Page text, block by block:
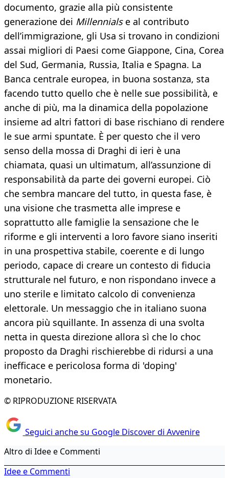
documento, grazie alla più consistente
generazione dei Millennialse al contributo
dell’immigrazione, gli Usa si trovano in condizioni
assai migliori di Paesi come Giappone, Cina, Corea
del Sud, Germania, Russia, Italia e Spagna. La
Banca centrale europea, in buona sostanza, sta
facendo tutto quello che è nelle sue possibilità, e
anche di più, ma la dinamica della popolazione
insieme ad altri fattori di base rischiano di rendere
le sue armi spuntate. È per questo che il vero
senso della mossa di Draghi di ieri è una
chiamata, quasi un ultimatum, all’assunzione di
responsabilità da parte dei governi europei. Ciò
che sembra mancare del tutto, in questa fase, è
una visione che trasmetta alle imprese e
soprattutto alle famiglie la sensazione che le
riforme e gli interventi a loro favore siano inseriti
in una prospettiva stabile, coerente e di lungo
periodo, capace di creare un contesto di fiducia
strutturale nel futuro, e non rispondano invece a
uno sterile e limitato calcolo di convenienza
elettorale. Un messaggio che in italiano suona
ancora più squillante. In assenza di una svolta
netta in questa direzione allora sì che lo choc
proposto da Draghi rischierebbe di ridursi a una
inefficace e pericolosa forma di 'doping'
monetario.
© RIPRODUZIONE RISERVATA
Seguici anche su Google Discover di Avvenire
Altro di Idee e Commenti
Idee e Commenti